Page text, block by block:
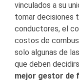
vinculados a su
tomar decisiones
conductores, el
costos de
solo algunas de
que deben
mejor gestor de